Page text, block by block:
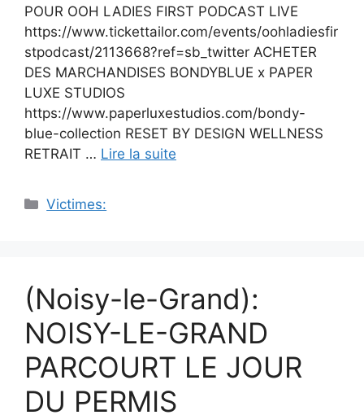
POUR OOH LADIES FIRST PODCAST LIVE
https://www.tickettailor.com/events/oohladiesfir
stpodcast/2113668?ref=sb_twitter ACHETER
DES MARCHANDISES BONDYBLUE x PAPER
LUXE STUDIOS
https://www.paperluxestudios.com/bondy-
blue-collection RESET BY DESIGN WELLNESS
RETRAIT … Lire la suite
Catégories
Victimes:
(Noisy-le-Grand):
NOISY-LE-GRAND
PARCOURT LE JOUR
DU PERMIS